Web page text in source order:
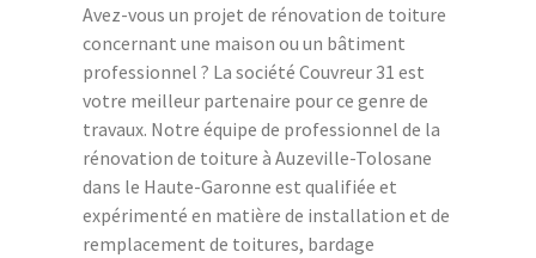
Avez-vous un projet de rénovation de toiture
concernant une maison ou un bâtiment
professionnel ? La société Couvreur 31 est
votre meilleur partenaire pour ce genre de
travaux. Notre équipe de professionnel de la
rénovation de toiture à Auzeville-Tolosane
dans le Haute-Garonne est qualifiée et
expérimenté en matière de installation et de
remplacement de toitures, bardage